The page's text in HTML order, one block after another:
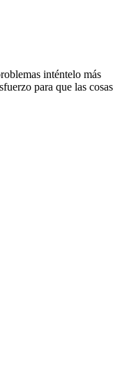
inténtelo más
para que las cosas